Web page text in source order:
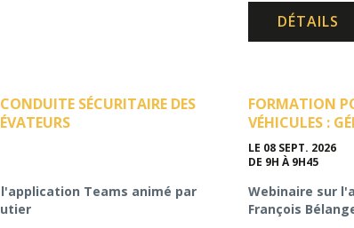
DÉTAILS
SÉCURITAIRE DES
Teams animé par
FORMATION
VÉHICULES :
LE 08 SEPT. 2026
DE 9H À 9H45
Webinaire sur
François